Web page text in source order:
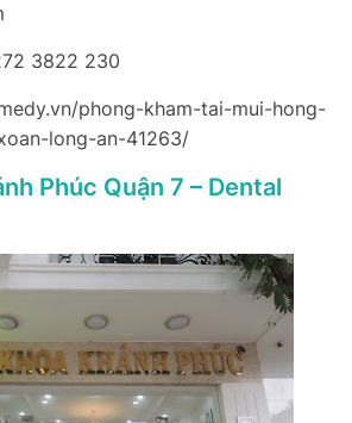
3822 230
phong-kham-tai-mui-hong-
long-an-41263/
Phúc Quận 7 – Dental